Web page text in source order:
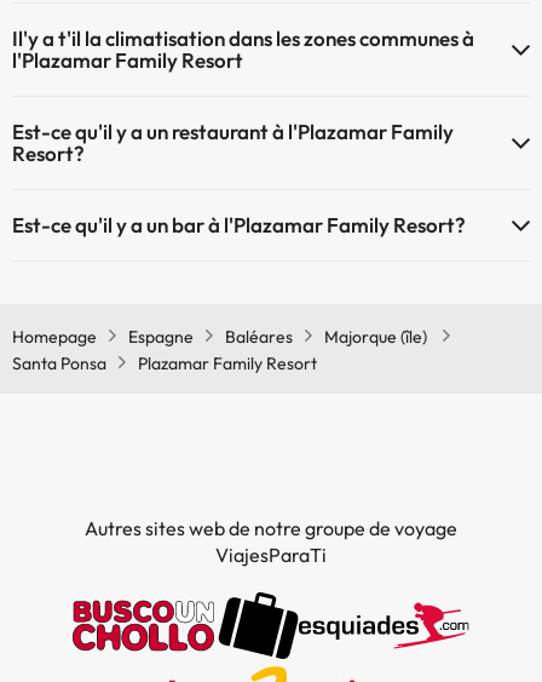
communes
Il'y a t'il la climatisation dans les zones communes à
l'Plazamar Family Resort
Resort
Est-ce qu'il y a un restaurant à l'Plazamar Family
Resort?
Est-ce qu'il y a un bar à l'Plazamar Family Resort?
Homepage Espagne Baléares
Majorque (île)
Santa Ponsa
Plazamar Family Resort
Autres sites web de notre groupe de voyage
ViajesParaTi